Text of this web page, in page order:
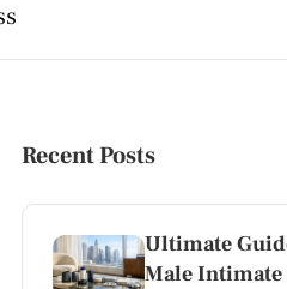
Recent Posts
Ultimate
Male Intimate